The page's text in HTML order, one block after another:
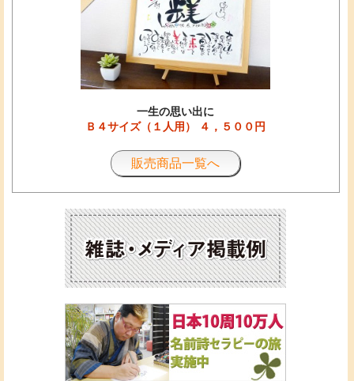
一生の思い出に
Ｂ４サイズ（１人用） ４，５００円
販売商品一覧へ